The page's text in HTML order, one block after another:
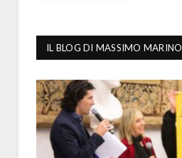
IL BLOG DI MASSIMO MARINO